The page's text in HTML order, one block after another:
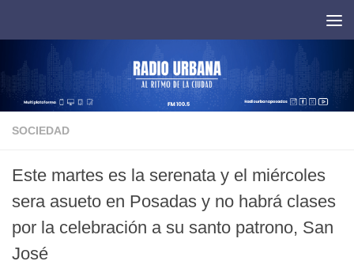
SOCIEDAD
Este martes es la serenata y el miércoles
sera asueto en Posadas y no habrá clases
por la celebración a su santo patrono, San
José